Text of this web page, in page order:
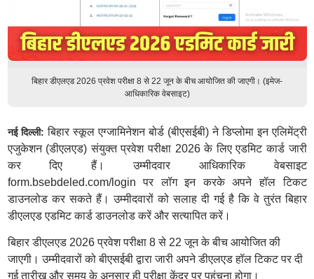
बिहार डीएलएड 2026 प्रवेश परीक्षा 8 से 22 जून के बीच आयोजित की जाएगी। (इमेज-
आधिकारिक वेबसाइट)
नई दिल्ली: बिहार स्कूल एग्जामिनेशन बोर्ड (बीएसईबी) ने डिप्लोमा इन एलिमेंट्री
एजुकेशन (डीएलएड) संयुक्त प्रवेश परीक्षा 2026 के लिए एडमिट कार्ड जारी
कर दिए हैं। उम्मीदवार आधिकारिक वेबसाइट
form.bsebdeled.com/login पर लॉग इन करके अपने हॉल टिकट
डाउनलोड कर सकते हैं। उम्मीदवारों को सलाह दी गई है कि वे तुरंत बिहार
डीएलएड एडमिट कार्ड डाउनलोड करें और सत्यापित करें।
बिहार डीएलएड 2026 प्रवेश परीक्षा 8 से 22 जून के बीच आयोजित की
जाएगी। उम्मीदवारों को बीएसईबी द्वारा जारी अपने डीएलएड हॉल टिकट पर दी
गई तारीख और समय के अनुसार ही परीक्षा केंद्र पर पहुंचना होगा।